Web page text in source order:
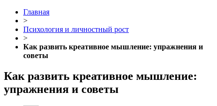
Главная
>
Психология и личностный рост
>
Как развить креативное мышление: упражнения и
советы
Как развить креативное мышление:
упражнения и советы